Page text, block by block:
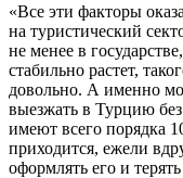
«Все эти факторы
на туристический
не менее в
стабильно растет,
довольно. А именно
выезжать в Турцию
имеют всего порядка
приходится, ежели
оформлять его и